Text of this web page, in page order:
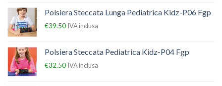
Polsiera Steccata Lunga Pediatrica Kidz-P06 Fgp
€39.50 IVA inclusa
Polsiera Steccata Pediatrica Kidz-P04 Fgp
€32.50 IVA inclusa